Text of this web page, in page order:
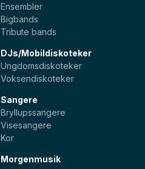
Ensembler
Bigbands
Tribute bands
DJs/Mobildiskoteker
Ungdomsdiskoteker
Voksendiskoteker
Sangere
Bryllupssangere
Visesangere
Kor
Morgenmusik